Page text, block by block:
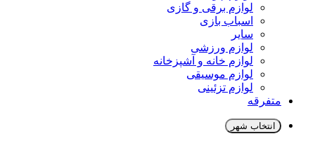
لوازم برقی و گازی
اسباب بازی
سایر
لوازم ورزشی
لوازم خانه و آشپزخانه
لوازم موسیقی
لوازم تزئینی
متفرقه
انتخاب شهر